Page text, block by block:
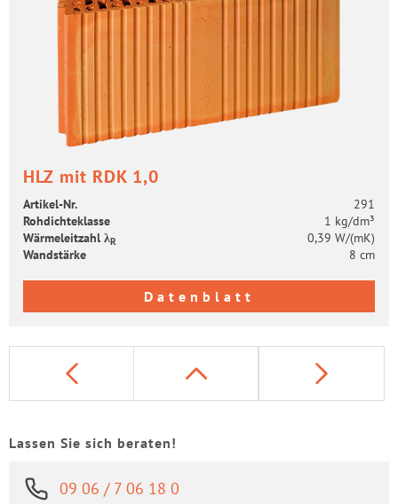
HLZ mit RDK 1,0
Artikel-​Nr.
291
Roh­dich­te­klas­se
1 kg/dm³
Wär­me­leit­zahl λR
0,39 W/(mK)
Wand­stär­ke
8 cm
Datenblatt
Lassen Sie sich beraten!
09 06 / 7 06 18 0